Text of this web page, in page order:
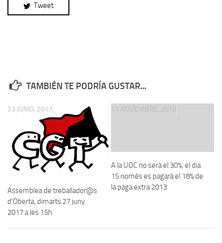
Tweet
TAMBIÉN TE PODRÍA GUSTAR...
Assemblea de treballador@s
d’Oberta, dimarts 27 juny
2017 a les 15h
23 JUNIO, 2017
A la UOC no serà el 30%, el dia
15 només es pagarà el 18% de
la paga extra 2013
11 NOVIEMBRE, 2019